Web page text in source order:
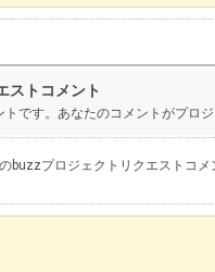
ストコメント
です。あなたのコメントがプロ
buzzプロジェクトリクエストコメ